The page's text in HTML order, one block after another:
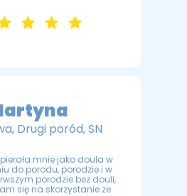
Drugi poród, SN
mnie jako doula w
do porodu, porodzie i w
porodzie bez douli,
się na skorzystanie ze